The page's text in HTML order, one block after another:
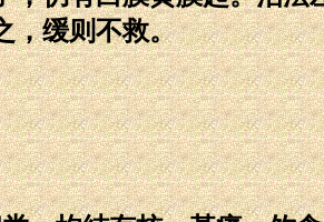
，缓则不救。